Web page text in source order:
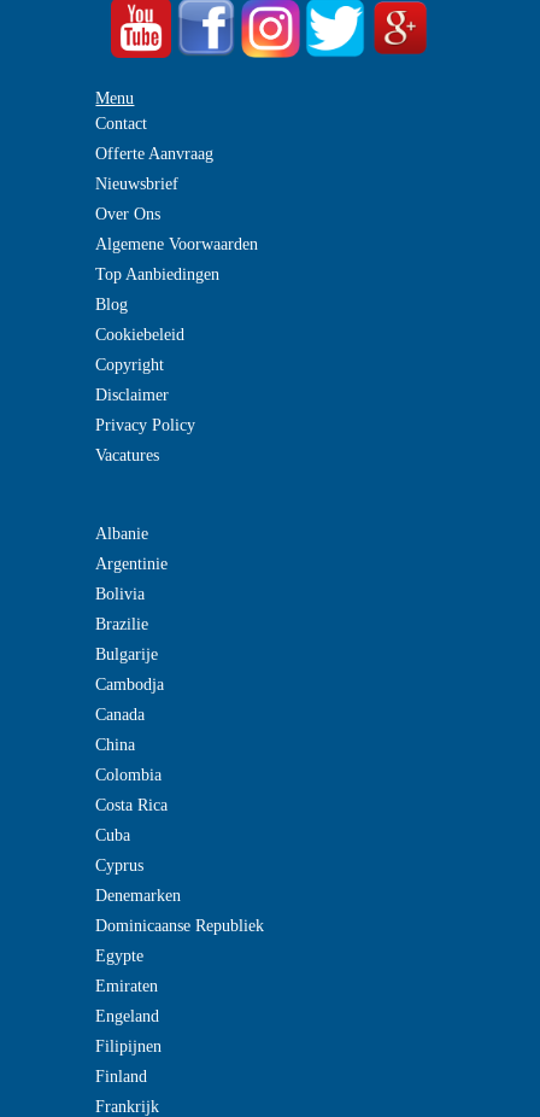
Menu
Contact
Offerte Aanvraag
Nieuwsbrief
Over Ons
Algemene Voorwaarden
Top Aanbiedingen
Blog
Cookiebeleid
Copyright
Disclaimer
Privacy Policy
Vacatures
Albanie
Argentinie
Bolivia
Brazilie
Bulgarije
Cambodja
Canada
China
Colombia
Costa Rica
Cuba
Cyprus
Denemarken
Dominicaanse Republiek
Egypte
Emiraten
Engeland
Filipijnen
Finland
Frankrijk